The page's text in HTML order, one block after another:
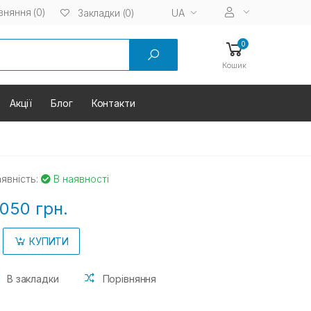
(0) Закладки (0) UA
0
Кошик
Акції Блог Контакти
В наявності
грн.
КУПИТИ
В закладки Порівняння